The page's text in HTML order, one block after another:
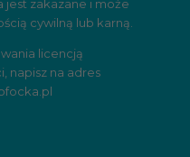
jest zakazane i może
cywilną lub karną.
licencją
napisz na adres